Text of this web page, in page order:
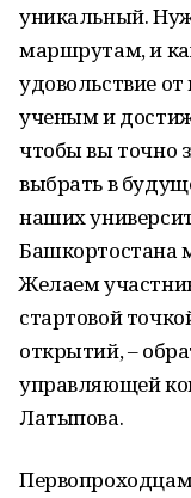
уникальный.
маршрутам, и
удовольствие
ученым и
чтобы вы точно
выбрать в
наших
Башкортостана
Желаем
стартовой
открытий, –
управляющей
Латыпова.